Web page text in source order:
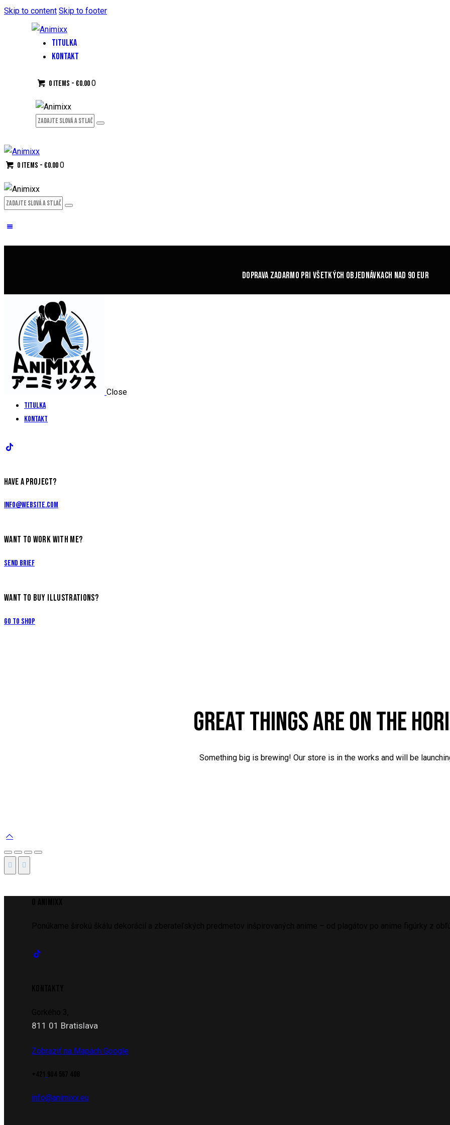
Skip to content Skip to footer
TITULKA
KONTAKT
0 items -€0.000
0 items -€0.000
DOPRAVA ZADARMO PRI VŠETKÝCH OBJEDNÁVKACH NAD 90 EUR
Close
Titulka
Kontakt
HAVE A PROJECT?
info@website.com
WANT TO WORK WITH ME?
Send Brief
WANT TO BUY ILLUSTRATIONS?
Go to Shop
GREAT THINGS ARE ON THE
Something big is brewing! Our store is in the works and will be
811 01 Bratislava
Zobraziť na Mapách Google
info@animixx.eu